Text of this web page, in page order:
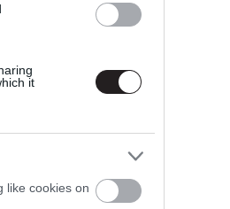
it
like cookies on